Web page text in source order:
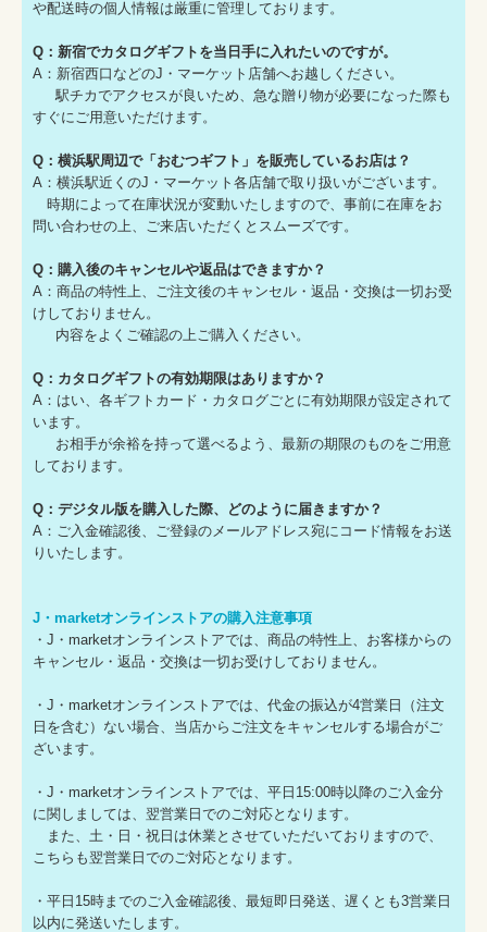
や配送時の個人情報は厳重に管理しております。
Q：新宿でカタログギフトを当日手に入れたいのですが。
A：新宿西口などのJ・マーケット店舗へお越しください。
駅チカでアクセスが良いため、急な贈り物が必要になった際も
すぐにご用意いただけます。
Q：横浜駅周辺で「おむつギフト」を販売しているお店は？
A：横浜駅近くのJ・マーケット各店舗で取り扱いがございます。
時期によって在庫状況が変動いたしますので、事前に在庫をお
問い合わせの上、ご来店いただくとスムーズです。
Q：購入後のキャンセルや返品はできますか？
A：商品の特性上、ご注文後のキャンセル・返品・交換は一切お受
けしておりません。
内容をよくご確認の上ご購入ください。
Q：カタログギフトの有効期限はありますか？
A：はい、各ギフトカード・カタログごとに有効期限が設定されて
います。
お相手が余裕を持って選べるよう、最新の期限のものをご用意
しております。
Q：デジタル版を購入した際、どのように届きますか？
A：ご入金確認後、ご登録のメールアドレス宛にコード情報をお送
りいたします。
J・marketオンラインストアの購入注意事項
・J・marketオンラインストアでは、商品の特性上、お客様からの
キャンセル・返品・交換は一切お受けしておりません。
・J・marketオンラインストアでは、代金の振込が4営業日（注文
日を含む）ない場合、当店からご注文をキャンセルする場合がご
ざいます。
・J・marketオンラインストアでは、平日15:00時以降のご入金分
に関しましては、翌営業日でのご対応となります。
また、土・日・祝日は休業とさせていただいておりますので、
こちらも翌営業日でのご対応となります。
・平日15時までのご入金確認後、最短即日発送、遅くとも3営業日
以内に発送いたします。